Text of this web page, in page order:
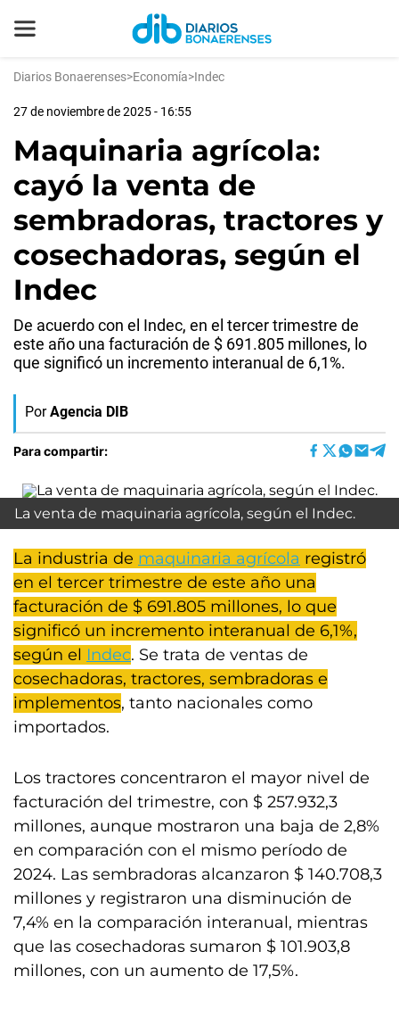
Diarios Bonaerenses>Economía>Indec
27 de noviembre de 2025 - 16:55
Maquinaria agrícola:
cayó la venta de
sembradoras, tractores y
cosechadoras, según el
Indec
De acuerdo con el Indec, en el tercer trimestre de
este año una facturación de $ 691.805 millones, lo
que significó un incremento interanual de 6,1%.
Por Agencia DIB
Para compartir:
La venta de maquinaria agrícola, según el Indec.
La industria de maquinaria agrícola registró
en el tercer trimestre de este año una
facturación de $ 691.805 millones, lo que
significó un incremento interanual de 6,1%,
según el Indec. Se trata de ventas de
cosechadoras, tractores, sembradoras e
implementos, tanto nacionales como
importados.
Los tractores concentraron el mayor nivel de
facturación del trimestre, con $ 257.932,3
millones, aunque mostraron una baja de 2,8%
en comparación con el mismo período de
2024. Las sembradoras alcanzaron $ 140.708,3
millones y registraron una disminución de
7,4% en la comparación interanual, mientras
que las cosechadoras sumaron $ 101.903,8
millones, con un aumento de 17,5%.